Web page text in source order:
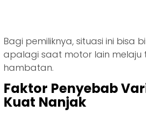
Bagi pemiliknya, situasi ini bisa
apalagi saat motor lain melaju
hambatan.
Faktor Penyebab
Kuat Nanjak